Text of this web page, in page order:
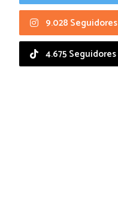
9.028 Seguidores
4.675 Seguidores